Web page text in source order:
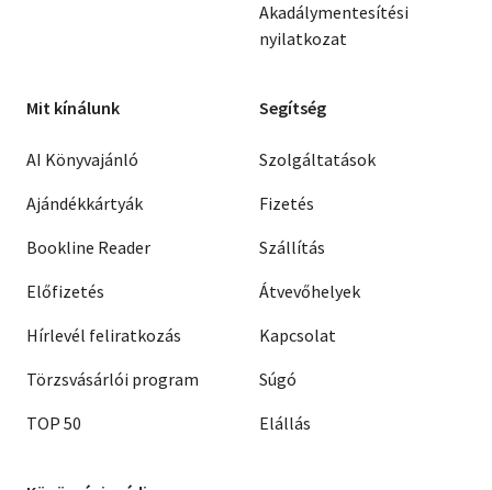
Akadálymentesítési
nyilatkozat
Mit kínálunk
AI Könyvajánló
Ajándékkártyák
Bookline Reader
Előfizetés
Hírlevél feliratkozás
Törzsvásárlói program
TOP 50
Segítség
Szolgáltatások
Fizetés
Szállítás
Átvevőhelyek
Kapcsolat
Súgó
Elállás